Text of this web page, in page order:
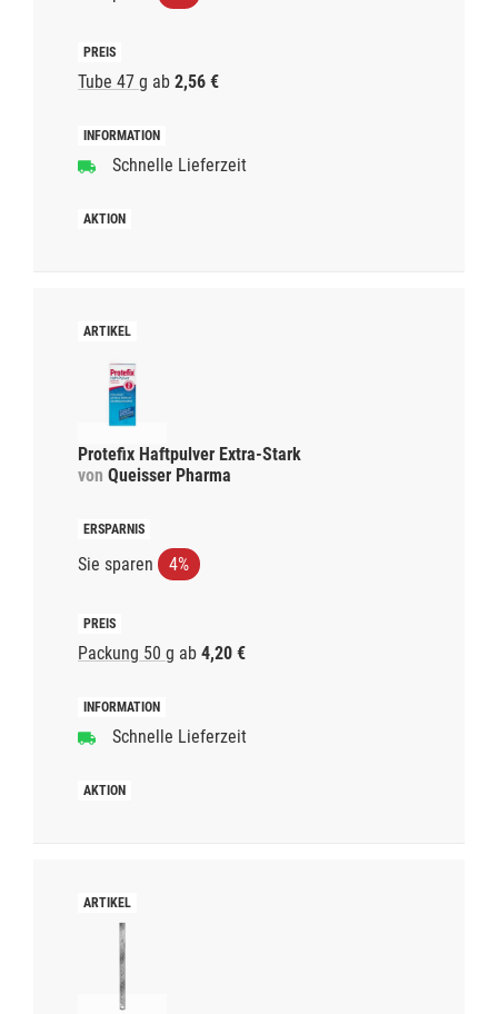
Tube 47 g ab 2,56 €
Schnelle Lieferzeit
Protefix Haftpulver Extra-Stark
von Queisser Pharma
Sie sparen 4%
Packung 50 g ab 4,20 €
Schnelle Lieferzeit